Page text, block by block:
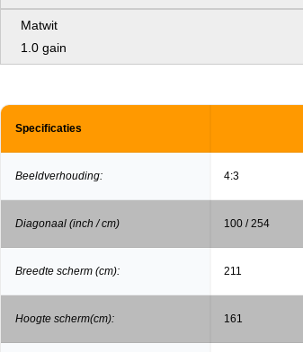
Matwit
1.0 gain
Specificaties
Beeldverhouding: 4:3
Diagonaal (inch / cm) 100 / 254
Breedte scherm (cm): 211
Hoogte scherm(cm): 161